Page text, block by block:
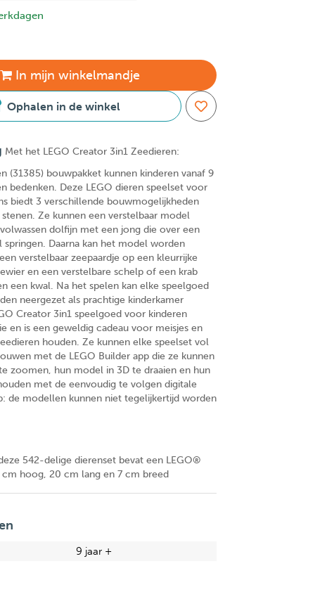
In mijn winkelmandje
Ophalen in de winkel
Met het LEGO Creator 3in1 Zeedieren:
(31385) bouwpakket kunnen kinderen vanaf 9
bedenken. Deze LEGO dieren speelset voor
biedt 3 verschillende bouwmogelijkheden
Ze kunnen een verstelbaar model
dolfijn met een jong die over een
Daarna kan het model worden
verstelbaar zeepaardje op een kleurrijke
en een verstelbare schelp of een krab
een kwal. Na het spelen kan elke speelgoed
neergezet als prachtige kinderkamer
Creator 3in1 speelgoed voor kinderen
en is een geweldig cadeau voor meisjes en
houden. Ze kunnen elke speelset vol
met de LEGO Builder app die ze kunnen
zoomen, hun model in 3D te draaien en hun
met de eenvoudig te volgen digitale
de modellen kunnen niet tegelijkertijd worden
542-delige dierenset bevat een LEGO®
hoog, 20 cm lang en 7 cm breed
9 jaar +